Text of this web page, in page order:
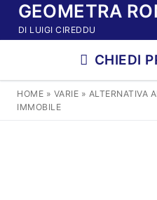
GEOMETRA
DI LUIGI CIREDDU
CHIEDI
HOME » VARIE » ALTERNATIVA
IMMOBILE